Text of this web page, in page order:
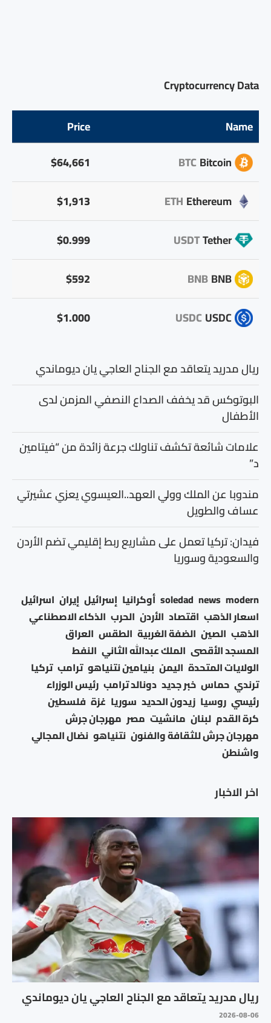
اخر الاخبار
ريال مدريد يتعاقد مع الجناح العاجي يان ديوماندي
2026-08-06
Cryptocurrency Data
Name
Price
Bitcoin
BTC
$64,661
Ethereum
ETH
$1,913
Tether
USDT
$0.999
BNB
BNB
$592
USDC
USDC
$1.000
ريال مدريد يتعاقد مع الجناح العاجي يان ديوماندي
البوتوكس قد يخفف الصداع النصفي المزمن لدى
الأطفال
علامات شائعة تكشف تناولك جرعة زائدة من “فيتامين
د”
مندوبا عن الملك وولي العهد..العيسوي يعزي عشيرتي
عساف والطويل
فيدان: تركيا تعمل على مشاريع ربط إقليمي تضم الأردن
والسعودية وسوريا
modern
news
soledad أوكرانيا إسرائيل إيران اسرائيل
اسعار الذهب اقتصاد الأردن الحرب الذكاء الاصطناعي
الذهب الصين الضفة الغربية الطقس العراق
المسجد الأقصى الملك عبدالله الثاني النفط
الولايات المتحدة اليمن بنيامين نتنياهو ترامب تركيا
ترندي حماس خبر جديد دونالد ترامب رئيس الوزراء
رئيسي روسيا زيدون الحديد سوريا غزة فلسطين
كرة القدم لبنان مانشيت مصر مهرجان جرش
مهرجان جرش للثقافة والفنون نتنياهو نضال المجالي
واشنطن